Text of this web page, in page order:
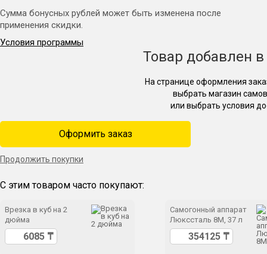
Сумма бонусных рублей может быть изменена после
применения скидки.
Условия программы
Товар добавлен в
На странице оформления
выбрать магазин
или выбрать условия
Оформить заказ
Продолжить покупки
С этим товаром часто покупают:
Врезка в куб на 2
дюйма
Самогонный аппарат
Люкссталь 8М, 37 л